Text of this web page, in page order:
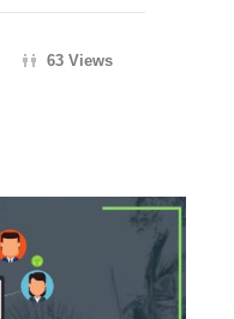
63 Views